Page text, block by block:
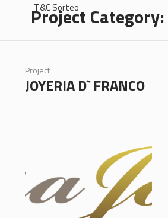
T&C Sorteo
Project Category:
Project
JOYERIA D` FRANCO